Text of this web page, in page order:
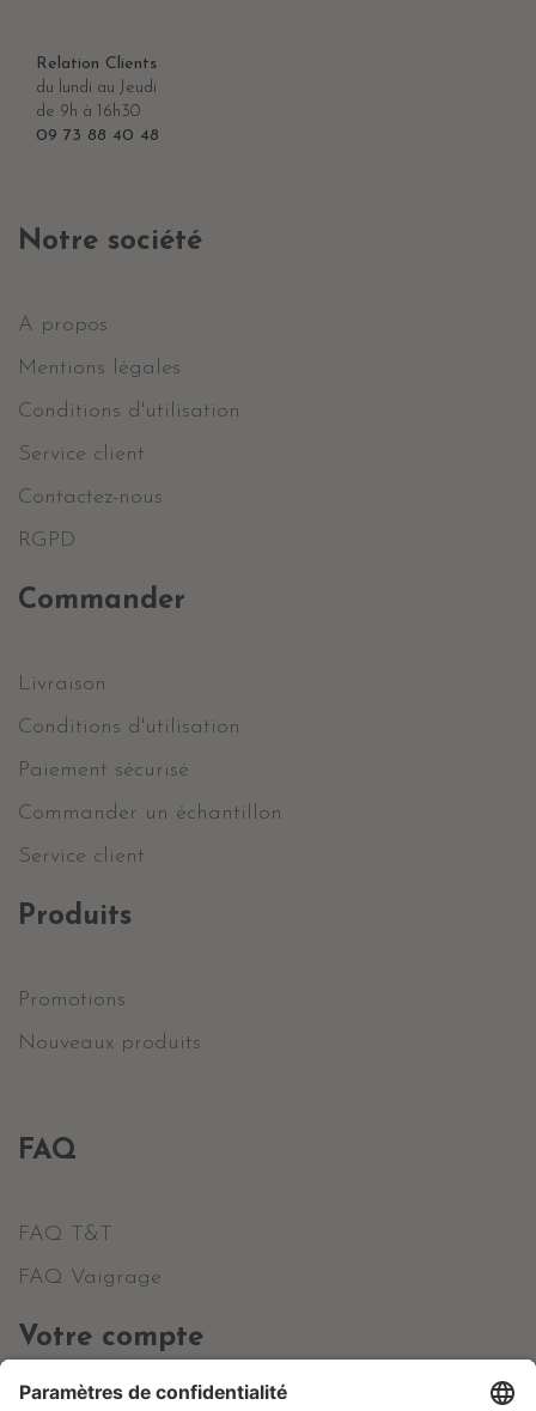
Relation Clients
du lundi au Jeudi
de 9h à 16h30
09 73 88 40 48
Notre société
A propos
Mentions légales
Conditions d'utilisation
Service client
Contactez-nous
RGPD
Commander
Livraison
Conditions d'utilisation
Paiement sécurisé
Commander un échantillon
Service client
Produits
Promotions
Nouveaux produits
FAQ
FAQ T&T
FAQ Vaigrage
Votre compte